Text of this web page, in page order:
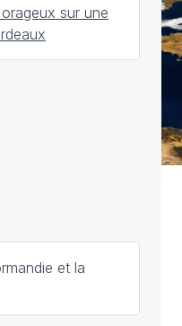
sur une
et la